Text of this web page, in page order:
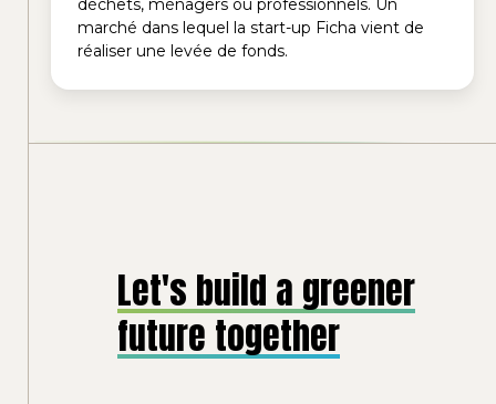
déchets, ménagers ou professionnels. Un
marché dans lequel la start-up Ficha vient de
réaliser une levée de fonds.
Let's build a greener
future together